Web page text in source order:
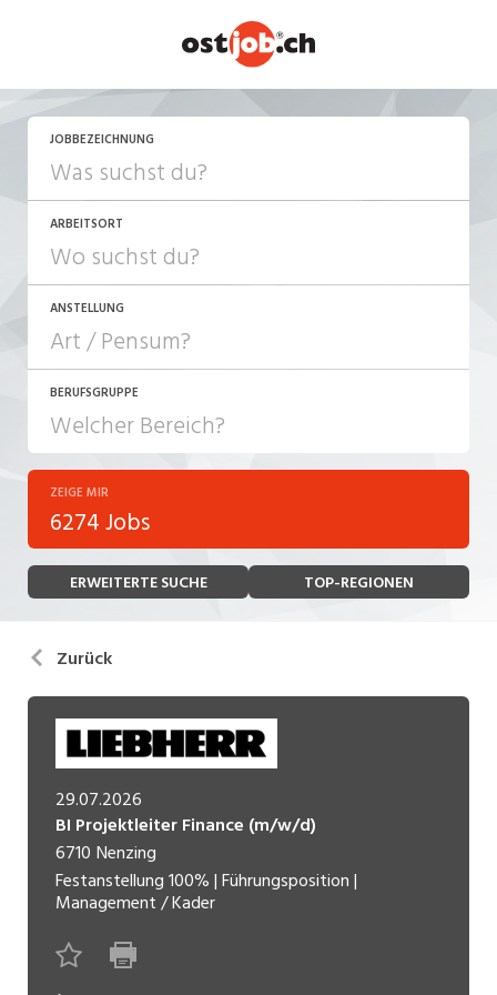
JOBBEZEICHNUNG
ARBEITSORT
ANSTELLUNG
JOB-TYP
Festanstellung
Temporär (befristet)
Freelance
Praktikum
Lehrstelle
Ferienjob
POSITION
Führungsposition
BERUFSGRUPPE
Bank, Versicherung
Bau, Handwerk, Elektro
Bildung, Kunst, Design, Soziale Berufe, Sport
Einkauf, Logistik, Transport, Verkehr
Engineering, Technik, Architektur
Finanzen, Controlling, Treuhand, Recht
Gartenbau, Landwirtschaft, Forstwirtschaft
Gastronomie, Hotellerie, Tourismus,
Immobilien, Facility Management, Reinigung
ZEIGE MIR
6274 Jobs
ERWEITERTE SUCHE TOP-REGIONEN
Zurück
29.07.2026
BI Projektleiter Finance (m/w/d)
6710 Nenzing
Festanstellung100%|Führungsposition|
Management / Kader